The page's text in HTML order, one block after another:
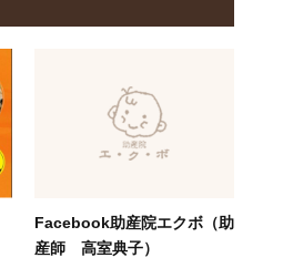
Facebook助産院エクボ（助
産師 高室典子）